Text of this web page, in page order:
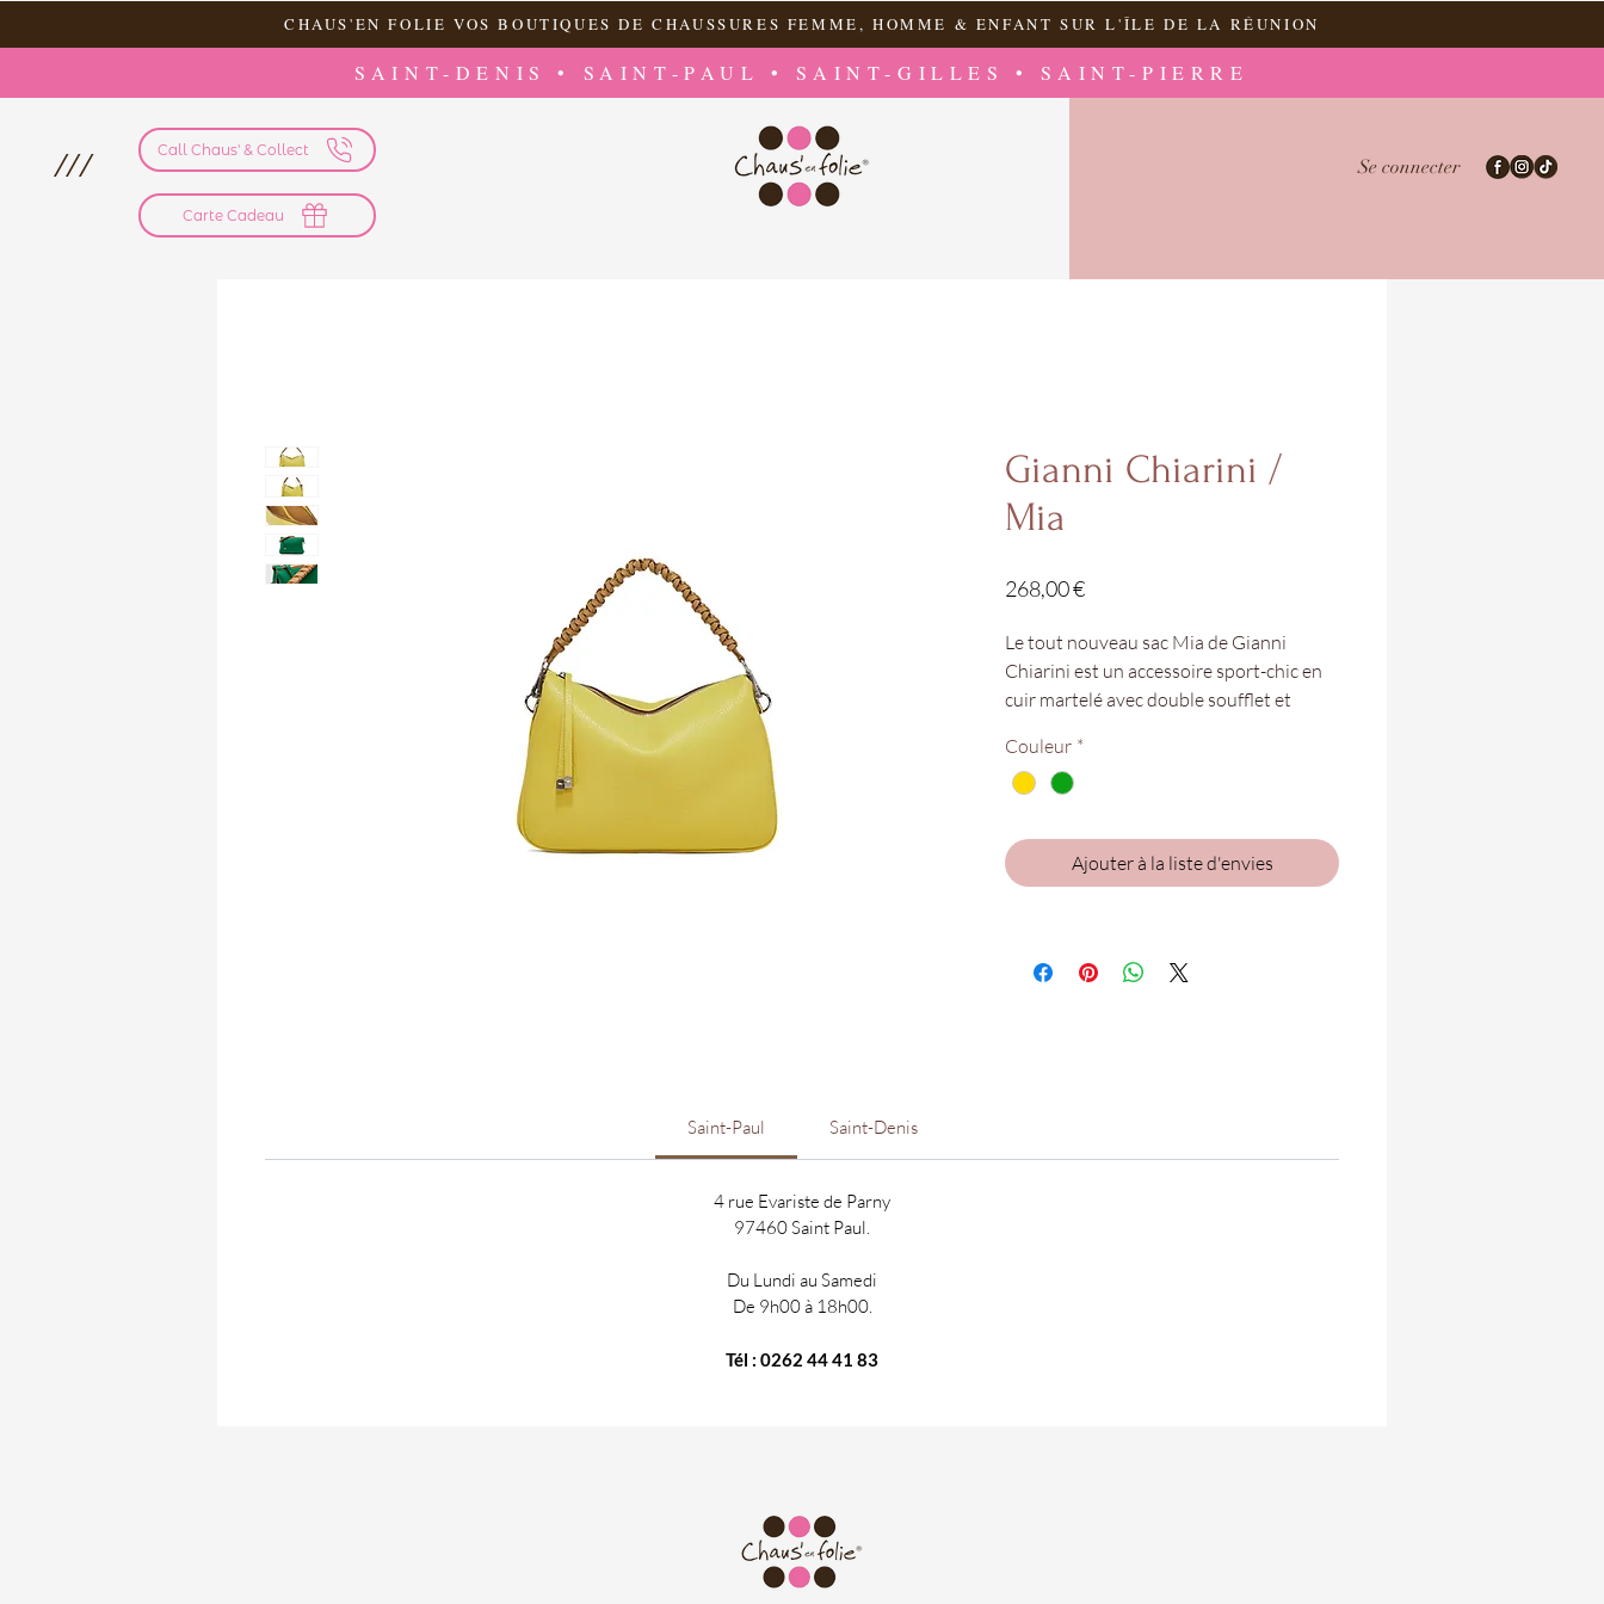
CHAUS'EN FOLIE VOS BOUTIQUES DE CHAUSSURES FEMME, HOMME & ENFANT SUR L'ÎLE DE LA RÉUNION
SAINT-DENIS • SAINT-PAUL • SAINT-GILLES • SAINT-PIERRE
/// Call Chaus' & Collect
Carte Cadeau
Se connecter
Gianni Chiarini /
Mia
268,00 €Prix
Le tout nouveau sac Mia de Gianni
Chiarini est un accessoire sport-chic en
cuir martelé avec double soufflet et
cross-body grâce à la bandoulière
supplémentaire en cuir, réglable et
Dimensions : 32x21x5 cm.
Chaus'en Folie de Saint-Paul et Saint-
Denis !
Couleur *
Ajouter à la liste d'envies
Saint-Paul Saint-Denis
4 rue Evariste de Parny
97460 Saint Paul.
Du Lundi au Samedi
De 9h00 à 18h00.
Tél : 0262 44 41 83